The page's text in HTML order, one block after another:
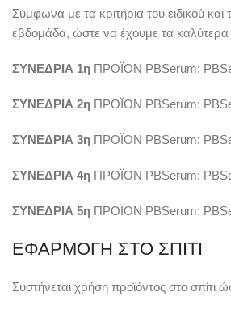
Σύμφωνα με τα κριτήρια του ειδικού
εβδομάδα, ώστε να έχουμε τα
ΣΥΝΕΔΡΙΑ 1η ΠΡΟΪΟΝ PBSerum:
ΣΥΝΕΔΡΙΑ 2η ΠΡΟΪΟΝ PBSerum:
ΣΥΝΕΔΡΙΑ 3η ΠΡΟΪΟΝ PBSerum:
ΣΥΝΕΔΡΙΑ 4η ΠΡΟΪΟΝ PBSerum:
ΣΥΝΕΔΡΙΑ 5η ΠΡΟΪΟΝ PBSerum:
ΕΦΑΡΜΟΓΗ ΣΤΟ ΣΠΙΤΙ
Συστήνεται χρήση προϊόντος στο